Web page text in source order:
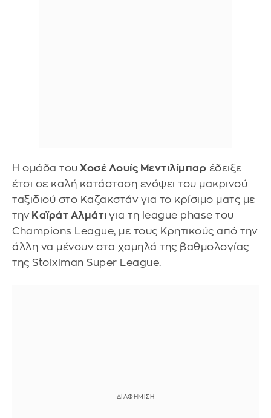
Η ομάδα του Χοσέ Λουίς Μεντιλίμπαρ έδειξε
έτσι σε καλή κατάσταση ενόψει του μακρινού
ταξιδιού στο Καζακστάν για το κρίσιμο ματς με
την Καϊράτ Αλμάτι για τη league phase του
Champions League, με τους Κρητικούς από την
άλλη να μένουν στα χαμηλά της βαθμολογίας
της Stoiximan Super League.